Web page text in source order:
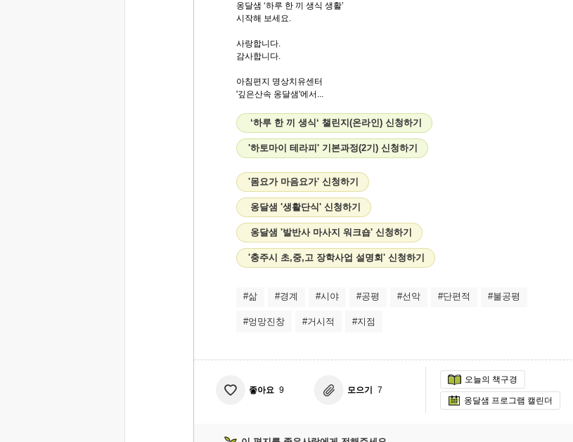
옹달샘 ‘하루 한 끼 생식 생활’
시작해 보세요.
사랑합니다.
감사합니다.
아침편지 명상치유센터
'깊은산속 옹달샘'에서...
‘하루 한 끼 생식‘ 챌린지(온라인) 신청하기
'하토마이 테라피' 기본과정(2기) 신청하기
'몸요가 마음요가' 신청하기
옹달샘 '생활단식' 신청하기
옹달샘 '발반사 마사지 워크숍' 신청하기
'충주시 초,중,고 장학사업 설명회' 신청하기
#삶 #경계 #시야 #공평 #선악 #단편적 #불공평
#엉망진창 #거시적 #지점
좋아요 9 모으기 7
오늘의 책구경
옹달샘 프로그램 캘린더